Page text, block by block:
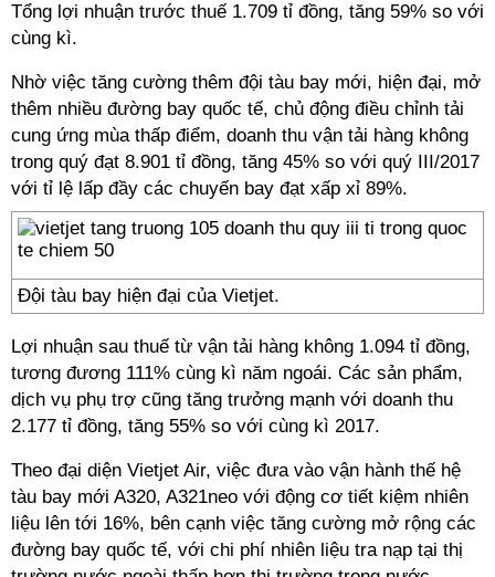
Tổng lợi nhuận trước thuế 1.709 tỉ đồng, tăng 59% so với
cùng kì.
Nhờ việc tăng cường thêm đội tàu bay mới, hiện đại, mở
thêm nhiều đường bay quốc tế, chủ động điều chỉnh tải
cung ứng mùa thấp điểm, doanh thu vận tải hàng không
trong quý đạt 8.901 tỉ đồng, tăng 45% so với quý III/2017
với tỉ lệ lấp đầy các chuyến bay đạt xấp xỉ 89%.
Đội tàu bay hiện đại của Vietjet.
Lợi nhuận sau thuế từ vận tải hàng không 1.094 tỉ đồng,
tương đương 111% cùng kì năm ngoái. Các sản phẩm,
dịch vụ phụ trợ cũng tăng trưởng mạnh với doanh thu
2.177 tỉ đồng, tăng 55% so với cùng kì 2017.
Theo đại diện Vietjet Air, việc đưa vào vận hành thế hệ
tàu bay mới A320, A321neo với động cơ tiết kiệm nhiên
liệu lên tới 16%, bên cạnh việc tăng cường mở rộng các
đường bay quốc tế, với chi phí nhiên liệu tra nạp tại thị